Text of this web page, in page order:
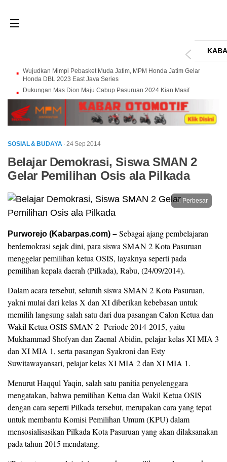
Wujudkan Mimpi Pebasket Muda Jatim, MPM Honda Jatim Gelar
Honda DBL 2023 East Java Series
Dukungan Mas Dion Maju Cabup Pasuruan 2024 Kian Masif
SOSIAL & BUDAYA · 24 Sep 2014
Belajar Demokrasi, Siswa SMAN 2
Gelar Pemilihan Osis ala Pilkada
Perbesar
Purworejo (Kabarpas.com) – Sebagai ajang pembelajaran
berdemokrasi sejak dini, para siswa SMAN 2 Kota Pasuruan
menggelar pemilihan ketua OSIS, layaknya seperti pada
pemilihan kepala daerah (Pilkada), Rabu, (24/09/2014).
Dalam acara tersebut, seluruh siswa SMAN 2 Kota Pasuruan,
yakni mulai dari kelas X dan XI diberikan kebebasan untuk
memilih langsung salah satu dari dua pasangan Calon Ketua dan
Wakil Ketua OSIS SMAN 2 Periode 2014-2015, yaitu
Mukhammad Shofyan dan Zaenal Abidin, pelajar kelas XI MIA 3
dan XI MIA 1, serta pasangan Syakroni dan Esty
Suwitawayansari, pelajar kelas XI MIA 2 dan XI MIA 1.
Menurut Haqqul Yaqin, salah satu panitia penyelenggara
mengatakan, bahwa pemilihan Ketua dan Wakil Ketua OSIS
dengan cara seperti Pilkada tersebut, merupakan cara yang tepat
untuk membantu Komisi Pemilihan Umum (KPU) dalam
mensosialisasikan Pilkada Kota Pasuruan yang akan dilaksanakan
pada tahun 2015 mendatang.